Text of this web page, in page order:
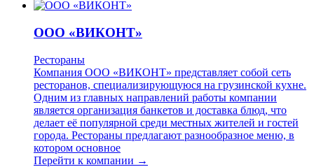
ООО «ВИКОНТ»
Рестораны
Компания ООО «ВИКОНТ» представляет собой сеть
ресторанов, специализирующуюся на грузинской кухне.
Одним из главных направлений работы компании
является организация банкетов и доставка блюд, что
делает её популярной среди местных жителей и гостей
города. Рестораны предлагают разнообразное меню, в
котором основное
Перейти к компании →